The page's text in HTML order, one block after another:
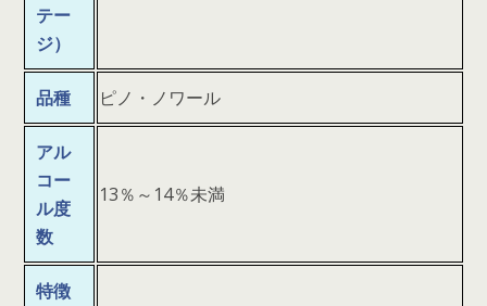
テー
ジ）
品種 ピノ・ノワール
アル
コー
ル度
数
13％～14％未満
特徴